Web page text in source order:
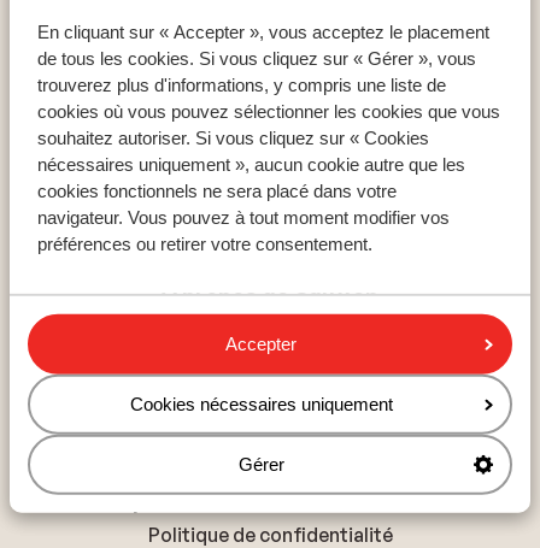
En cliquant sur « Accepter », vous acceptez le placement
de tous les cookies. Si vous cliquez sur « Gérer », vous
trouverez plus d'informations, y compris une liste de
cookies où vous pouvez sélectionner les cookies que vous
souhaitez autoriser. Si vous cliquez sur « Cookies
nécessaires uniquement », aucun cookie autre que les
cookies fonctionnels ne sera placé dans votre
navigateur. Vous pouvez à tout moment modifier vos
préférences ou retirer votre consentement.
Accepter
Cookies nécessaires uniquement
Gérer
Domaines skiables
La Plagne
Les Arcs
Saint-François-Longchamp
À propos de Sunweb
Tourisme responsable
Presse & médias
Déclaration d'accessibilité
Politique de confidentialité & cookies
Politique de confidentialité